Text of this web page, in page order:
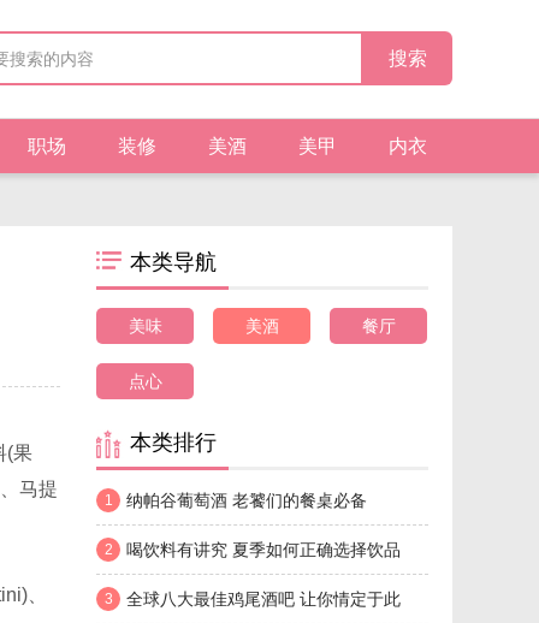
职场 装修 美酒 美甲 内衣
(果
马提
、
本类导航
美味 美酒 餐厅
点心
本类排行
1 纳帕谷葡萄酒 老饕们的餐桌必备
2 喝饮料有讲究 夏季如何正确选择饮品
3 全球八大最佳鸡尾酒吧 让你情定于此